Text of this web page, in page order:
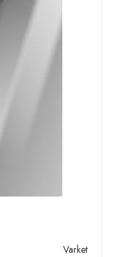
Varket